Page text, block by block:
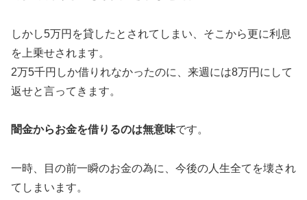
しかし5万円を貸したとされてしまい、そこから更に利息
を上乗せされます。
2万5千円しか借りれなかったのに、来週には8万円にして
返せと言ってきます。
闇金からお金を借りるのは無意味です。
一時、目の前一瞬のお金の為に、今後の人生全てを壊され
てしまいます。